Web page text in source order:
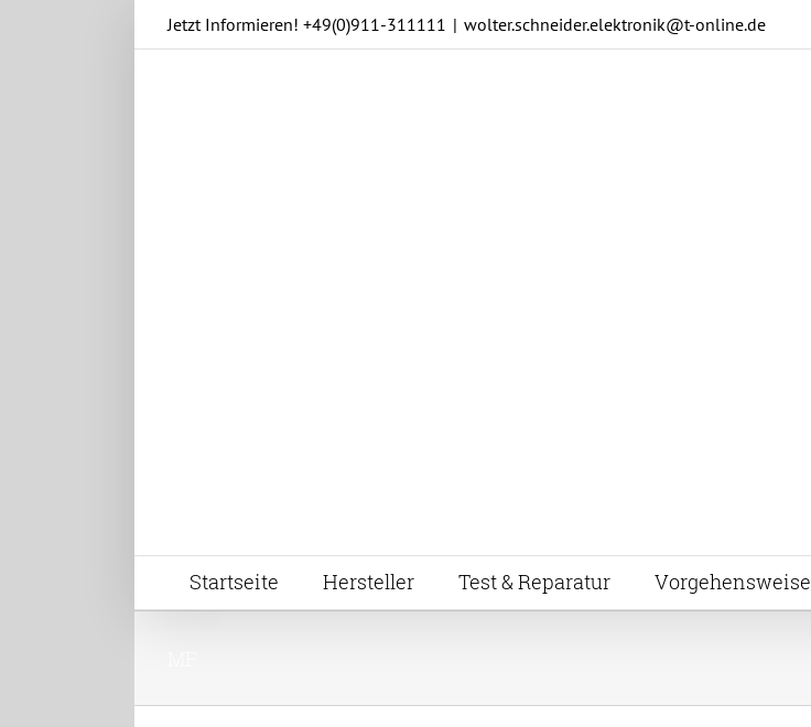
Jetzt Informieren! +49(0)911-311111 | wolter.schneider.elektronik@t-online.de
Startseite Hersteller Test & Reparatur Vorgehensweise